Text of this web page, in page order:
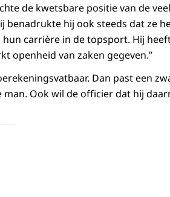
de kwetsbare positie van de
hij ook steeds dat ze
carrière in de topsport. Hij
openheid van zaken gegeven.”
Dan past een
Ook wil de officier dat hij